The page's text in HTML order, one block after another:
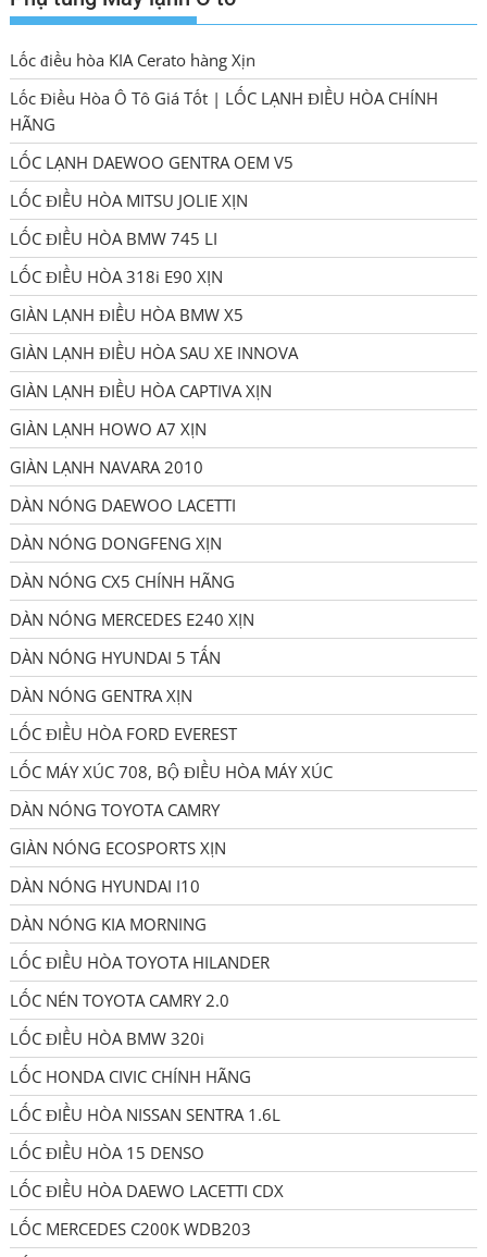
Lốc điều hòa KIA Cerato hàng Xịn
Lốc Điều Hòa Ô Tô Giá Tốt | LỐC LẠNH ĐIỀU HÒA CHÍNH
HÃNG
LỐC LẠNH DAEWOO GENTRA OEM V5
LỐC ĐIỀU HÒA MITSU JOLIE XỊN
LỐC ĐIỀU HÒA BMW 745 LI
LỐC ĐIỀU HÒA 318i E90 XỊN
GIÀN LẠNH ĐIỀU HÒA BMW X5
GIÀN LẠNH ĐIỀU HÒA SAU XE INNOVA
GIÀN LẠNH ĐIỀU HÒA CAPTIVA XỊN
GIÀN LẠNH HOWO A7 XỊN
GIÀN LẠNH NAVARA 2010
DÀN NÓNG DAEWOO LACETTI
DÀN NÓNG DONGFENG XỊN
DÀN NÓNG CX5 CHÍNH HÃNG
DÀN NÓNG MERCEDES E240 XỊN
DÀN NÓNG HYUNDAI 5 TẤN
DÀN NÓNG GENTRA XỊN
LỐC ĐIỀU HÒA FORD EVEREST
LỐC MÁY XÚC 708, BỘ ĐIỀU HÒA MÁY XÚC
DÀN NÓNG TOYOTA CAMRY
GIÀN NÓNG ECOSPORTS XỊN
DÀN NÓNG HYUNDAI I10
DÀN NÓNG KIA MORNING
LỐC ĐIỀU HÒA TOYOTA HILANDER
LỐC NÉN TOYOTA CAMRY 2.0
LỐC ĐIỀU HÒA BMW 320i
LỐC HONDA CIVIC CHÍNH HÃNG
LỐC ĐIỀU HÒA NISSAN SENTRA 1.6L
LỐC ĐIỀU HÒA 15 DENSO
LỐC ĐIỀU HÒA DAEWO LACETTI CDX
LỐC MERCEDES C200K WDB203